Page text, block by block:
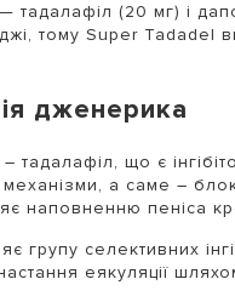
тадалафіл (20 мг) і
тому Super Tadadel
дженерика
тадалафіл, що є
а саме –
наповненню пеніса
селективних
еякуляції